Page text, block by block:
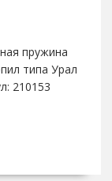
пружина
типа Урал
210153